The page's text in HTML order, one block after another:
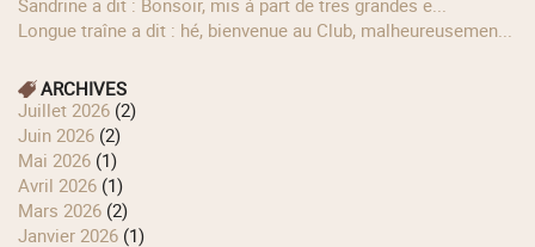
Sandrine a dit : Bonsoir, mis á part de tres grandes e...
longue traîne a dit : hé, bienvenue au Club, malheureusemen...
ARCHIVES
juillet 2026 (2)
juin 2026 (2)
mai 2026 (1)
avril 2026 (1)
mars 2026 (2)
janvier 2026 (1)